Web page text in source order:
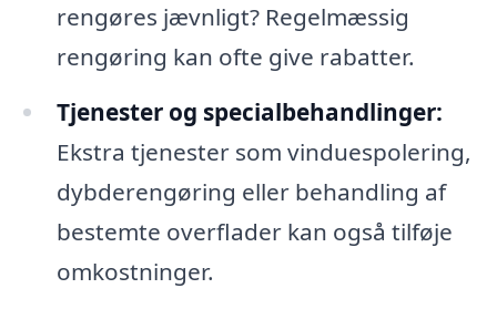
rengøres jævnligt? Regelmæssig
rengøring kan ofte give rabatter.
Tjenester og specialbehandlinger:
Ekstra tjenester som vinduespolering,
dybderengøring eller behandling af
bestemte overflader kan også tilføje
omkostninger.